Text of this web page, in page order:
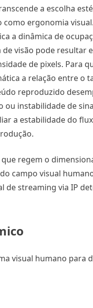
a escolha
ergonomia
a dinâmica de
visão pode resultar
de pixels. Para
a relação entre o
reproduzido
instabilidade de
a estabilidade do
regem o
campo visual
de streaming via IP
visual humano para